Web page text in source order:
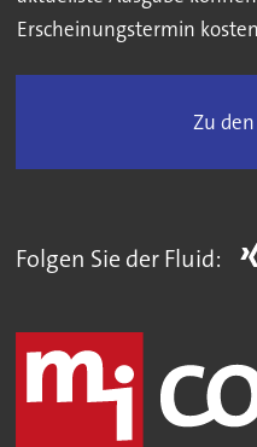
Erscheinungstermin
Zu
Folgen Sie der Fluid: